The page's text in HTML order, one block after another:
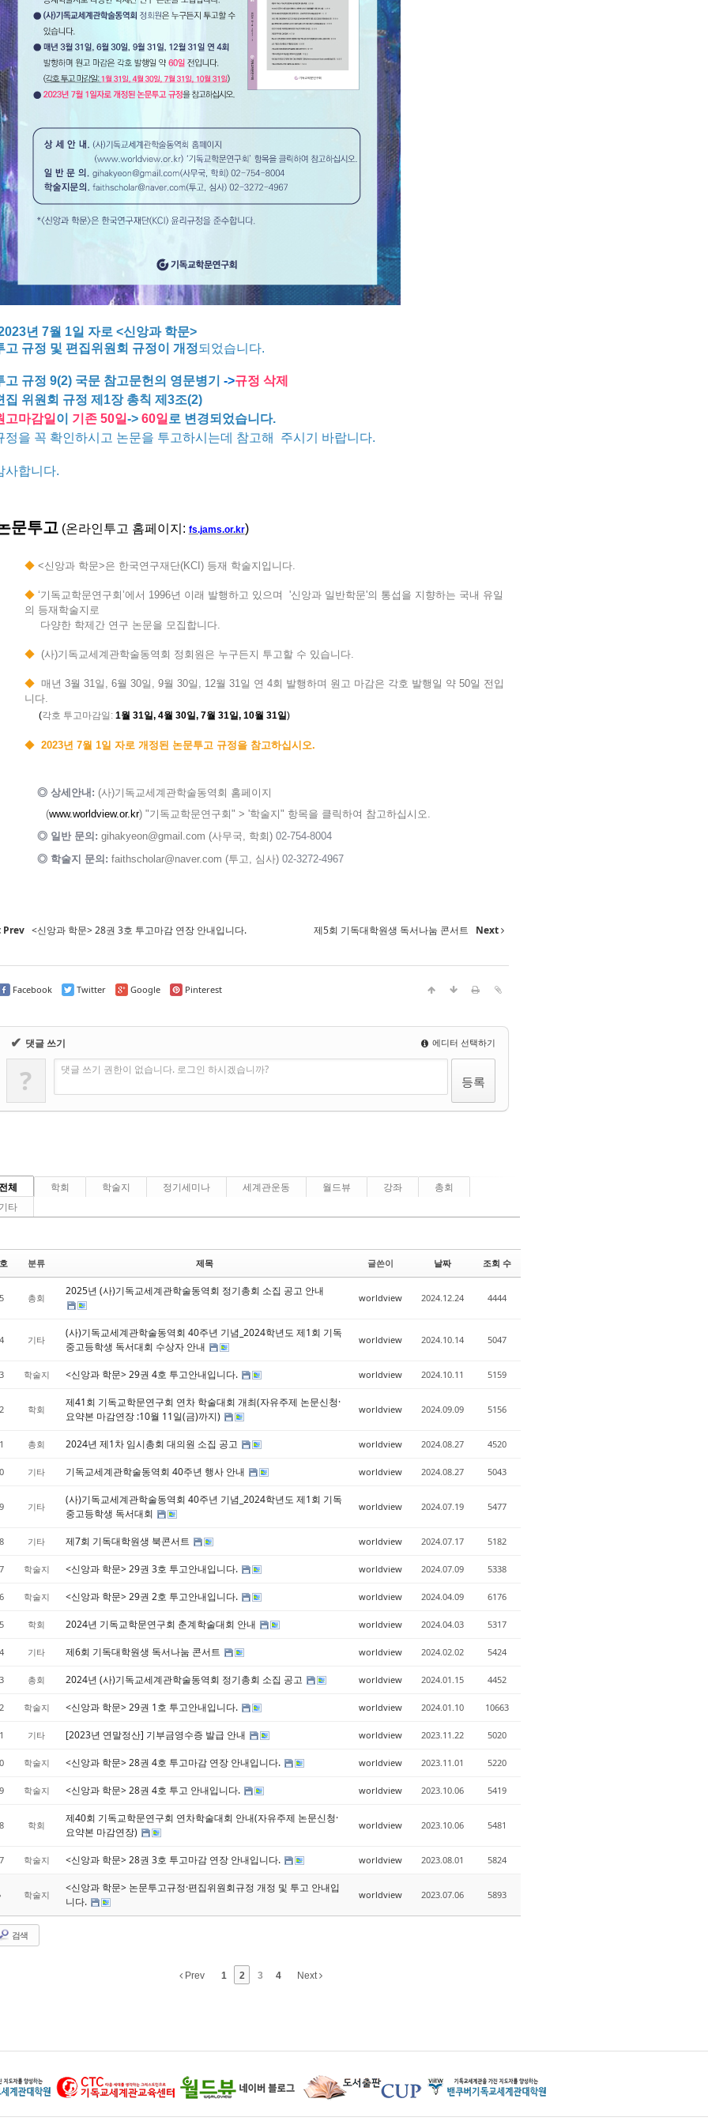
년 7월 1일 자로 <신앙과 학문>
고 규정 및 편집위원회 규정이 개정되었습니다.
고 규정 9(2) 국문 참고문헌의 영문병기 ->규정 삭제
집 위원회 규정 제1장 총칙 제3조(2)
고마감일 이 기존 50일-> 60일 로 변경되었습니다.
정을 꼭 확인하시고 논문을 투고하시는데 참고해 주시기 바랍니다.
사합니다.
문투고 (온라인투고 홈페이지 : fs.jams.or.kr)
◆<신앙과 학문>은 한국연구재단(KCI) 등재 학술지입니다.
◆ ‘기독교학문연구회’에서 1996년 이래 발행하고 있으며 '신앙과 일반학문'의 통섭을 지향하는 국내 유일
의 등재학술지로
다양한 학제간 연구 논문을 모집합니다.
◆(사)기독교세계관학술동역회 정회원은 누구든지 투고할 수 있습니다.
◆ 매년 3월 31일, 6월 30일, 9월 30일, 12월 31일 연 4회 발행하며 원고 마감은 각호 발행일 약 50일 전입
니다.
(각호 투고마감일: 1월 31일, 4월 30일, 7월 31일, 10월 31일)
◆ 2023년 7월 1일 자로 개정된 논문투고 규정을 참고하십시오.
◎ 상세안내: (사)기독교세계관학술동역회 홈페이지
(www.worldview.or.kr)"기독교학문연구회" > '학술지" 항목을 클릭하여 참고하십시오.
◎ 일반 문의: gihakyeon@gmail.com (사무국, 학회) 02-754-8004
◎ 학술지 문의: faithscholar@naver.com (투고, 심사) 02-3272-4967
Prev <신앙과 학문> 28권 3호 투고마감 연장 안내입니다. 제5회 기독대학원생 독서나눔 콘서트 Next
Facebook Twitter Google Pinterest
✔ 댓글 쓰기 에디터 선택하기
? 댓글 쓰기 권한이 없습니다. 로그인 하시겠습니까?
전체 학회 학술지 정기세미나 세계관운동 월드뷰 강좌
총회
기타
분류 제목 글쓴이 날짜 조회 수
총회
2025년 (사)기독교세계관학술동역회 정기총회 소집 공고 안내
worldview 2024.12.24 4444
기타
(사)기독교세계관학술동역회 40주년 기념_2024학년도 제1회 기독
중고등학생 독서대회 수상자 안내
worldview 2024.10.14 5047
학술지 <신앙과 학문> 29권 4호 투고안내입니다. worldview 2024.10.11 5159
학회
제41회 기독교학문연구회 연차 학술대회 개최(자유주제 논문신청·
요약본 마감연장 :10월 11일(금)까지)
worldview 2024.09.09 5156
총회 2024년 제1차 임시총회 대의원 소집 공고 worldview 2024.08.27 4520
기타 기독교세계관학술동역회 40주년 행사 안내 worldview 2024.08.27 5043
기타
(사)기독교세계관학술동역회 40주년 기념_2024학년도 제1회 기독
중고등학생 독서대회
worldview 2024.07.19 5477
기타 제7회 기독대학원생 북콘서트 worldview 2024.07.17 5182
학술지 <신앙과 학문> 29권 3호 투고안내입니다. worldview 2024.07.09 5338
학술지 <신앙과 학문> 29권 2호 투고안내입니다. worldview 2024.04.09 6176
학회 2024년 기독교학문연구회 춘계학술대회 안내 worldview 2024.04.03 5317
기타 제6회 기독대학원생 독서나눔 콘서트 worldview 2024.02.02 5424
총회 2024년 (사)기독교세계관학술동역회 정기총회 소집 공고 worldview 2024.01.15 4452
학술지 <신앙과 학문> 29권 1호 투고안내입니다. worldview 2024.01.10 10663
기타 [2023년 연말정산] 기부금영수증 발급 안내 worldview 2023.11.22 5020
학술지 <신앙과 학문> 28권 4호 투고마감 연장 안내입니다. worldview 2023.11.01 5220
학술지 <신앙과 학문> 28권 4호 투고 안내입니다. worldview 2023.10.06 5419
학회
제40회 기독교학문연구회 연차학술대회 안내(자유주제 논문신청·
요약본 마감연장)
worldview 2023.10.06 5481
학술지 <신앙과 학문> 28권 3호 투고마감 연장 안내입니다. worldview 2023.08.01 5824
학술지
<신앙과 학문> 논문투고규정·편집위원회규정 개정 및 투고 안내입
니다.
worldview 2023.07.06 5893
검색
Prev 1 2 3 4 Next